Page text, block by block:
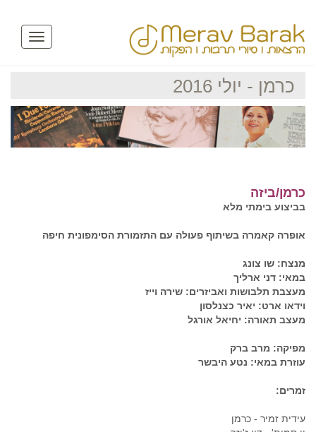
Toggle
כרמן - יולי 2016
כרמן/ביזה
בביצוע בימתי מלא
אופרה קאמרה בשיתוף פעולה עם התזמורת הסימפונית חיפה
מנצח: שו צונג
במאי: דני ארליך
מעצבת תלבושות ואביזרים: שירה וייז
וידאו ארט: יאיר כצנלסון
מעצב תאורה: יחיאל אורגל
מפיקה: מרב ברק
עוזרת במאי: נטע היבשר
זמרים:
עידית זמיר - כרמן